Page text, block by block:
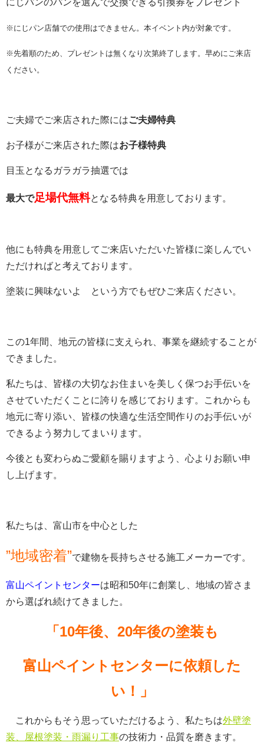
にじパンのパンを選んで交換できる引換券をプレゼント
※にじパン店舗での使用はできません。本イベント内が対象です。
※先着順のため、プレゼントは無くなり次第終了します。早めにご来店
ください。
ご夫婦でご来店された際にはご夫婦特典
お子様がご来店された際はお子様特典
目玉となるガラガラ抽選では
最大で足場代無料となる特典を用意しております。
他にも特典を用意してご来店いただいた皆様に楽しんでい
ただければと考えております。
塗装に興味ないよ という方でもぜひご来店ください。
この1年間、地元の皆様に支えられ、事業を継続することが
できました。
私たちは、皆様の大切なお住まいを美しく保つお手伝いを
させていただくことに誇りを感じております。これからも
地元に寄り添い、皆様の快適な生活空間作りのお手伝いが
できるよう努力してまいります。
今後とも変わらぬご愛顧を賜りますよう、心よりお願い申
し上げます。
私たちは、富山市を中心とした
”地域密着”で建物を長持ちさせる施工メーカーです。
富山ペイントセンターは昭和50年に創業し、地域の皆さま
から選ばれ続けてきました。
「10年後、20年後の塗装も
富山ペイントセンターに依頼した
い！」
これからもそう思っていただけるよう、私たちは外壁塗
装、屋根塗装・雨漏り工事の技術力・品質を磨きます。